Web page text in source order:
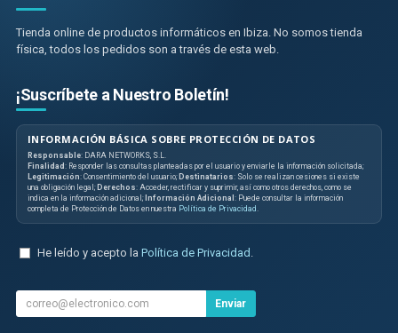
Tienda online de productos informáticos en Ibiza. No somos tienda
física, todos los pedidos son a través de esta web.
¡Suscríbete a Nuestro Boletín!
INFORMACIÓN BÁSICA SOBRE PROTECCIÓN DE DATOS
Responsable: DARA NETWORKS, S.L.
Finalidad : Responder las consultas planteadas por el usuario y enviarle la información solicitada;
Legitimación: Consentimiento del usuario; Destinatarios: Solo se realizan cesiones si existe
una obligación legal; Derechos: Acceder, rectificar y suprimir, así como otros derechos, como se
indica en la información adicional; Información Adicional : Puede consultar la información
completa de Protección de Datos en nuestra Política de Privacidad
He leído y acepto la Política de Privacidad
Enviar